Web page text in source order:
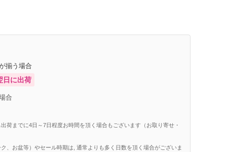
揃う場合
日に出荷
合
荷までに4日～7日程度お時間を頂く場合もございます（お取り寄せ・
、お盆等）やセール時期は, 通常よりも多く日数を頂く場合がございま